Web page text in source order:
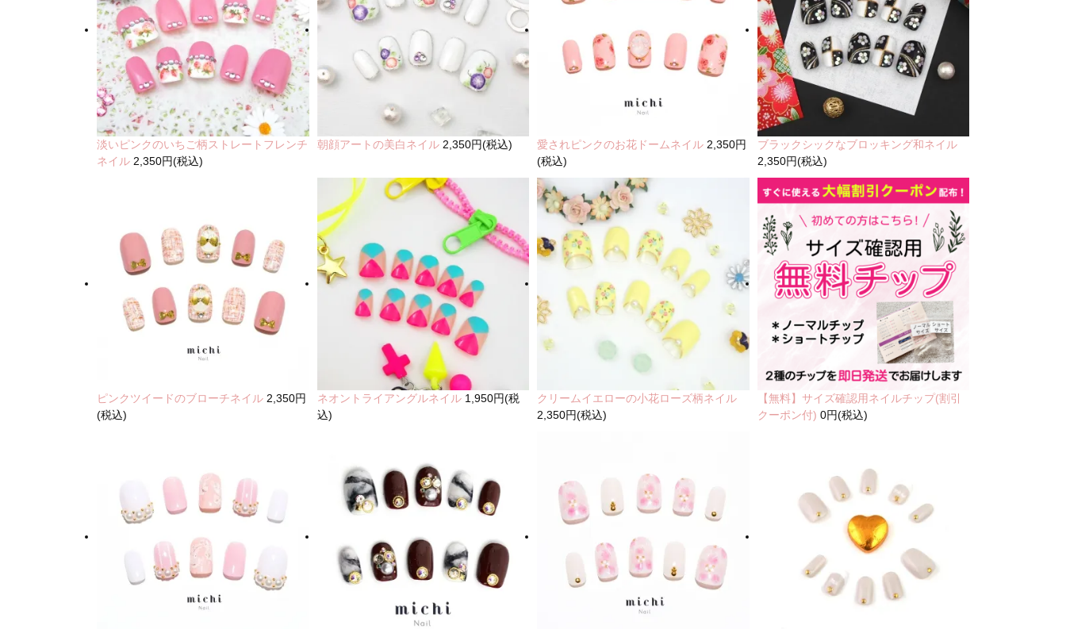
淡いピンクのいちご柄ストレートフレンチ
ネイル 2,350円(税込)
朝顔アートの美白ネイル 2,350円(税込) 愛されピンクのお花ドームネイル 2,350円
(税込)
ブラックシックなブロッキング和ネイル
2,350円(税込)
ピンクツイードのブローチネイル 2,350円
(税込)
ネオントライアングルネイル 1,950円(税
込)
クリームイエローの小花ローズ柄ネイル
2,350円(税込)
【無料】サイズ確認用ネイルチップ(割引
クーポン付) 0円(税込)